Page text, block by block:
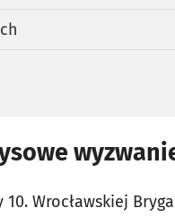
Wrocławskiej